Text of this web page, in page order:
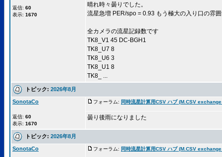
返信: 60
表示: 1670
晴れ時々曇りでした。
流星急増 PER/spo = 0.93 もう極大の入り口の雰
全カメラの流星記録数です
TK8_V1 45 DC-BGH1
TK8_U7 8
TK8_U6 3
TK8_U1 8
TK8_ ...
トピック: 2026年8月
SonotaCo
返信: 60
表示: 1670
フォーラム: 同時流星計算用CSV ハブ (M.CSV
曇り後雨になりました
トピック: 2026年8月
SonotaCo フォーラム: 同時流星計算用CSV ハブ (M.CSV